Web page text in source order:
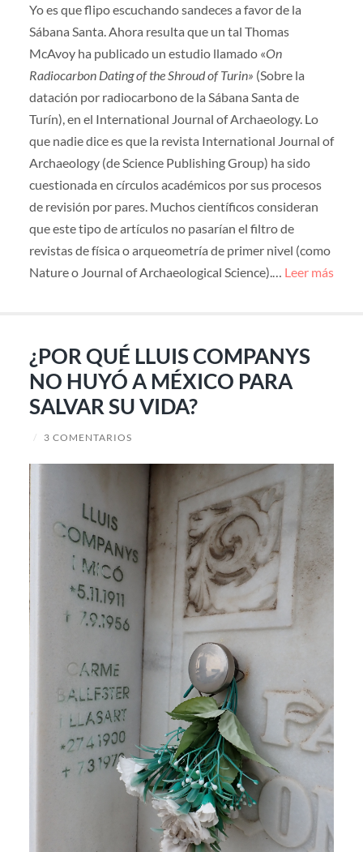
Yo es que flipo escuchando sandeces a favor de la
Sábana Santa. Ahora resulta que un tal Thomas
McAvoy ha publicado un estudio llamado «On
Radiocarbon Dating of the Shroud of Turin» (Sobre la
datación por radiocarbono de la Sábana Santa de
Turín), en el International Journal of Archaeology. Lo
que nadie dice es que la revista International Journal of
Archaeology (de Science Publishing Group) ha sido
cuestionada en círculos académicos por sus procesos
de revisión por pares. Muchos científicos consideran
que este tipo de artículos no pasarían el filtro de
revistas de física o arqueometría de primer nivel (como
Nature o Journal of Archaeological Science).… Leer más
¿POR QUÉ LLUIS COMPANYS
NO HUYÓ A MÉXICO PARA
SALVAR SU VIDA?
/ 3 COMENTARIOS